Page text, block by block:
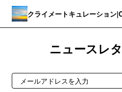
クライメートキュレーション
ニュースレ